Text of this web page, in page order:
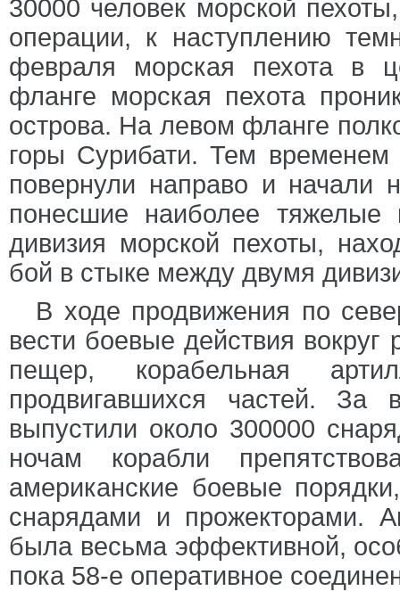
30000 человек морской
операции, к наступлению
февраля морская пехота в
фланге морская пехота
острова. На левом фланге
горы Сурибати. Тем
повернули направо и начали
понесшие наиболее
дивизия морской пехоты,
бой в стыке между двумя
В ходе продвижения по
вести боевые действия вокруг
пещер, корабельная
продвигавшихся частей. За
выпустили около 300000
ночам корабли
американские боевые
снарядами и прожекторами.
была весьма эффективной,
пока 58-е оперативное